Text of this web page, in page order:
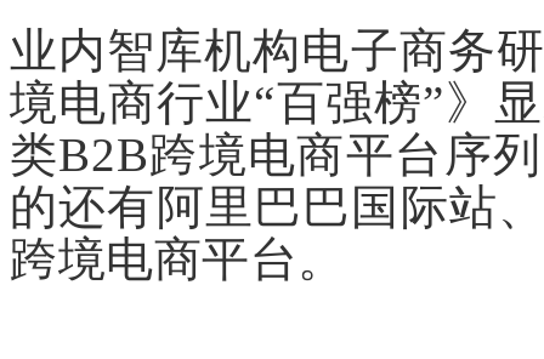
业内智库机构电子商务
境电商行业“百强榜”》
类B2B跨境电商平台序
的还有阿里巴巴国际站
跨境电商平台。